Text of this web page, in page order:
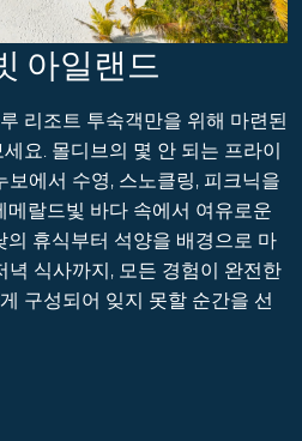
아일랜드
리조트 투숙객만을 위해 마련된
요. 몰디브의 몇 안 되는 프라이
에서 수영, 스노클링, 피크닉을
메랄드빛 바다 속에서 여유로운
의 휴식부터 석양을 배경으로 마
식사까지, 모든 경험이 완전한
구성되어 잊지 못할 순간을 선